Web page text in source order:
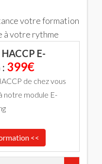
votre formation
à votre rythme
E-
399€
de chez vous
notre module E-
<<